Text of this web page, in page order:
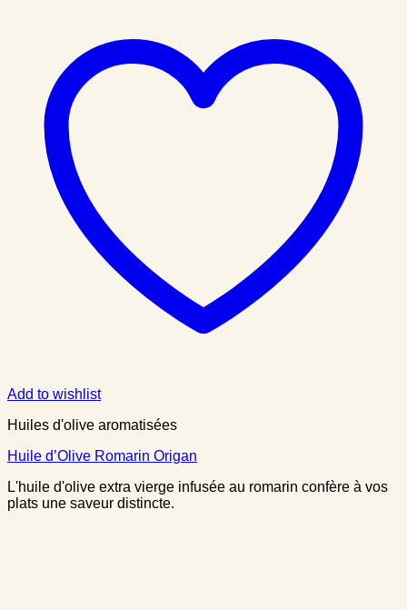
Add to wishlist
Huiles d'olive aromatisées
Huile d’Olive Romarin Origan
L'huile d'olive extra vierge infusée au romarin confère à vos
plats une saveur distincte.